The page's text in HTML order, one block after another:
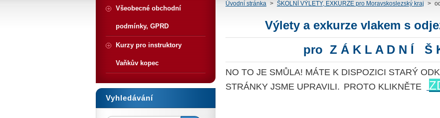
Úvodní stránka > ŠKOLNÍ VÝLETY, EXKURZE pro Moravskoslezský kraj >
Výlety a exkurze vlakem s
pro Z Á K L A D N Í Š
NO TO JE SMŮLA! MÁTE K DISPOZICI STARÝ
STRÁNKY JSME UPRAVILI. PROTO KLIKNĚTE
Všeobecné obchodní
podmínky, GPRD
Kurzy pro instruktory
Vaňkův kopec
Vyhledávání